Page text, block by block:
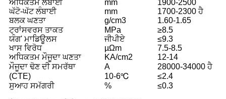
ਅਧਿਕਤਮ ਲੰਬਾਈ
mm
1900-2500
ਘੱਟੋ-ਘੱਟ ਲੰਬਾਈ
mm
1700-2300 ਹੈ
ਬਲਕ ਘਣਤਾ
g/cm3
1.60-1.65
ਟ੍ਰਾਂਸਵਰਸ ਤਾਕਤ
MPa
≥8.5
ਯੰਗ' ਮਾਡਿਊਲਸ
ਜੀਪੀਏ
≤9.3
ਖਾਸ ਵਿਰੋਧ
µΩm
7.5-8.5
ਅਧਿਕਤਮ ਮੌਜੂਦਾ ਘਣਤਾ
KA/cm2
12-14
ਮੌਜੂਦਾ ਢੋਣ ਦੀ ਸਮਰੱਥਾ
A
28000-34000 ਹੈ
(CTE)
10-6℃
≤2.4
ਸੁਆਹ ਸਮੱਗਰੀ
% ≤0.3